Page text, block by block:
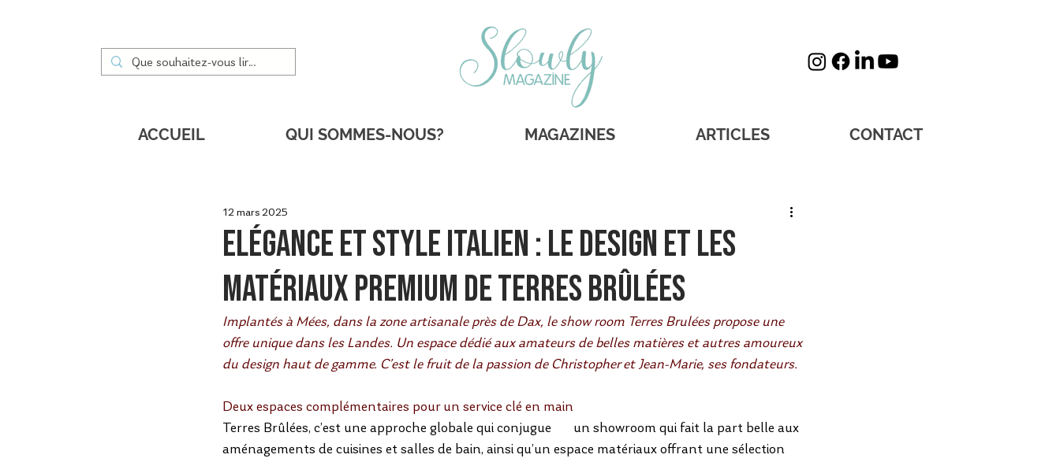
ACCUEIL QUI SOMMES-NOUS? MAGAZINES ARTICLES CONTACT
Elégance et style italien : le design et les
matériaux premium de Terres Brûlées
12 mars 2025
Implantés à Mées, dans la zone artisanale près de Dax, le show room Terres Brulées propose une
offre unique dans les Landes. Un espace dédié aux amateurs de belles matières et autres amoureux
du design haut de gamme. C’est le fruit de la passion de Christopher et Jean-Marie, ses fondateurs.
Deux espaces complémentaires pour un service clé en main
Terres Brûlées, c’est une approche globale qui conjugue       un showroom qui fait la part belle aux
aménagements de cuisines et salles de bain, ainsi qu’un espace matériaux offrant une sélection